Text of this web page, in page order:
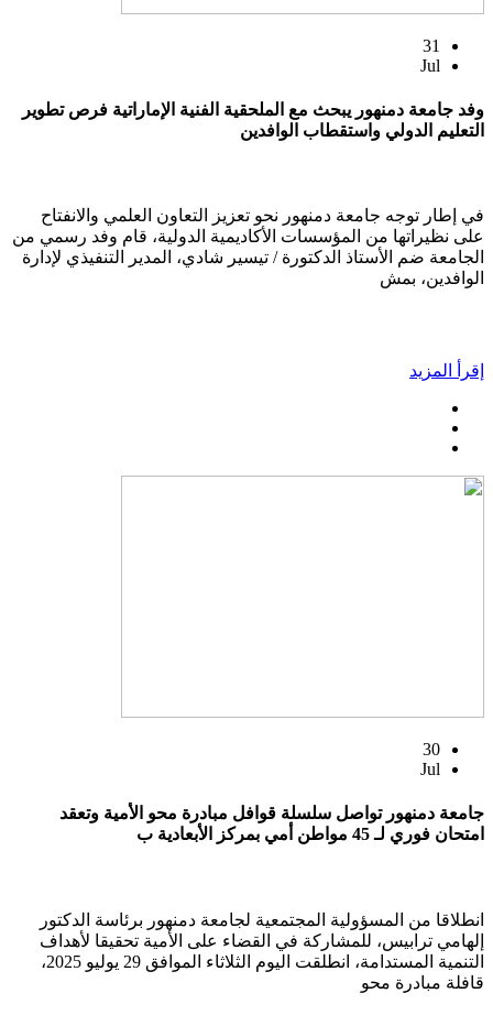
31
Jul
وفد جامعة دمنهور يبحث مع الملحقية الفنية الإماراتية فرص تطوير
التعليم الدولي واستقطاب الوافدين
في إطار توجه جامعة دمنهور نحو تعزيز التعاون العلمي والانفتاح
على نظيراتها من المؤسسات الأكاديمية الدولية، قام وفد رسمي من
الجامعة ضم الأستاذ الدكتورة / تيسير شادي، المدير التنفيذي لإدارة
الوافدين، بمش
إقرأ المزيد
30
Jul
جامعة دمنهور تواصل سلسلة قوافل مبادرة محو الأمية وتعقد
امتحان فوري لـ 45 مواطن أمي بمركز الأبعادية ب
انطلاقا من المسؤولية المجتمعية لجامعة دمنهور برئاسة الدكتور
إلهامي ترابيس، للمشاركة في القضاء على الأمية تحقيقا لأهداف
التنمية المستدامة، انطلقت اليوم الثلاثاء الموافق 29 يوليو 2025،
قافلة مبادرة محو